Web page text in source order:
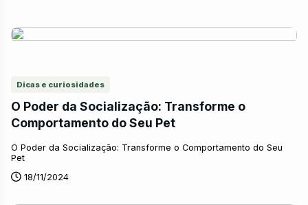
Dicas e curiosidades
O Poder da Socialização: Transforme o
Comportamento do Seu Pet
O Poder da Socialização: Transforme o Comportamento do Seu
Pet
18/11/2024